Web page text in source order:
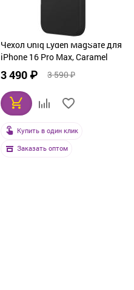
Чехол Uniq Lyden MagSafe для
iPhone 16 Pro Max, Caramel
3 490 ₽ 3 590 ₽
Купить в один клик
Заказать оптом